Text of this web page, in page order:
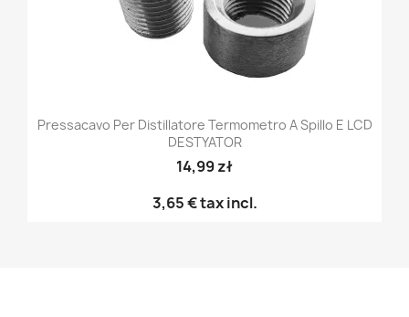
Pressacavo Per Distillatore Termometro A Spillo E LCD
DESTYATOR
14,99 zł
3,65 €tax incl.